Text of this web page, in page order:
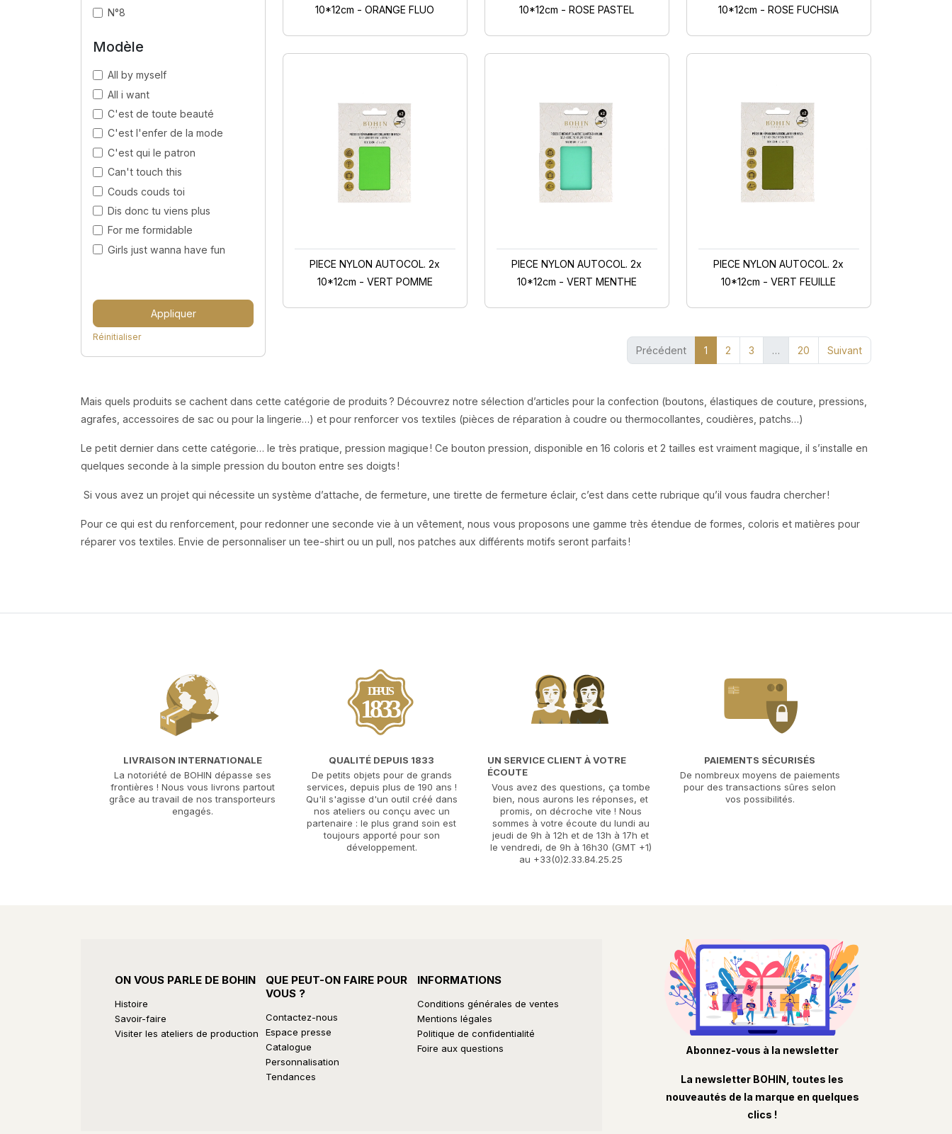
N°8
Modèle
All by myself
All i want
C'est de toute beauté
C'est l'enfer de la mode
C'est qui le patron
Can't touch this
Couds couds toi
Dis donc tu viens plus
For me formidable
Girls just wanna have fun
Appliquer
Réinitialiser
10*12cm - ORANGE FLUO
10*12cm - ROSE PASTEL
10*12cm - ROSE FUCHSIA
PIECE NYLON AUTOCOL. 2x
10*12cm - VERT POMME
PIECE NYLON AUTOCOL. 2x
10*12cm - VERT MENTHE
PIECE NYLON AUTOCOL. 2x
10*12cm - VERT FEUILLE
Précédent 1 (current)
2 3 … 20 Suivant
Mais quels produits se cachent dans cette catégorie de produits ? Découvrez notre sélection d’articles pour la confection (boutons, élastiques de couture, pressions,
agrafes, accessoires de sac ou pour la lingerie…) et pour renforcer vos textiles (pièces de réparation à coudre ou thermocollantes, coudières, patchs…)
Le petit dernier dans cette catégorie… le très pratique, pression magique ! Ce bouton pression, disponible en 16 coloris et 2 tailles est vraiment magique, il s’installe en
quelques seconde à la simple pression du bouton entre ses doigts !
Si vous avez un projet qui nécessite un système d’attache, de fermeture, une tirette de fermeture éclair, c’est dans cette rubrique qu’il vous faudra chercher !
Pour ce qui est du renforcement, pour redonner une seconde vie à un vêtement, nous vous proposons une gamme très étendue de formes, coloris et matières pour
réparer vos textiles. Envie de personnaliser un tee-shirt ou un pull, nos patches aux différents motifs seront parfaits !
LIVRAISON INTERNATIONALE
La notoriété de BOHIN dépasse ses
frontières ! Nous vous livrons partout
grâce au travail de nos transporteurs
engagés.
DEPUIS
1833
QUALITÉ DEPUIS 1833
De petits objets pour de grands
services, depuis plus de 190 ans !
Qu'il s'agisse d'un outil créé dans
nos ateliers ou conçu avec un
partenaire : le plus grand soin est
toujours apporté pour son
développement.
UN SERVICE CLIENT À VOTRE
ÉCOUTE
Vous avez des questions, ça tombe
bien, nous aurons les réponses, et
promis, on décroche vite ! Nous
sommes à votre écoute du lundi au
jeudi de 9h à 12h et de 13h à 17h et
le vendredi, de 9h à 16h30 (GMT +1)
au +33(0)2.33.84.25.25
PAIEMENTS SÉCURISÉS
De nombreux moyens de paiements
pour des transactions sûres selon
vos possibilités.
ON VOUS PARLE DE BOHIN
Histoire
Savoir-faire
Visiter les ateliers de production
QUE PEUT-ON FAIRE POUR
VOUS ?
Contactez-nous
Espace presse
Catalogue
Personnalisation
Tendances
INFORMATIONS
Conditions générales de ventes
Mentions légales
Politique de confidentialité
Foire aux questions
Abonnez-vous à la newsletter
La newsletter BOHIN, toutes les
nouveautés de la marque en quelques
clics !